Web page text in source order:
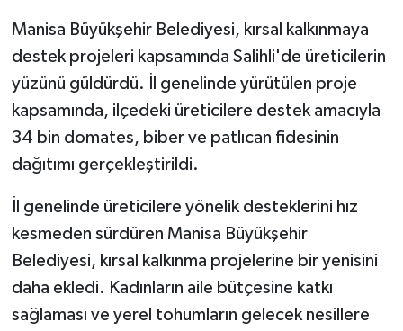
Manisa Büyükşehir Belediyesi, kırsal kalkınmaya
destek projeleri kapsamında Salihli'de üreticilerin
yüzünü güldürdü. İl genelinde yürütülen proje
kapsamında, ilçedeki üreticilere destek amacıyla
34 bin domates, biber ve patlıcan fidesinin
dağıtımı gerçekleştirildi.
İl genelinde üreticilere yönelik desteklerini hız
kesmeden sürdüren Manisa Büyükşehir
Belediyesi, kırsal kalkınma projelerine bir yenisini
daha ekledi. Kadınların aile bütçesine katkı
sağlaması ve yerel tohumların gelecek nesillere